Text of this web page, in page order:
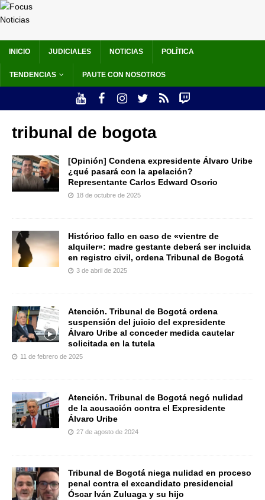
INICIO JUDICIALES NOTICIAS POLÍTICA
TENDENCIAS PAUTE CON NOSOTROS
tribunal de bogota
[Opinión] Condena expresidente Álvaro Uribe
¿qué pasará con la apelación?
Representante Carlos Edward Osorio
18 de octubre de 2025
Histórico fallo en caso de «vientre de
alquiler»: madre gestante deberá ser incluida
en registro civil, ordena Tribunal de Bogotá
3 de abril de 2025
Atención. Tribunal de Bogotá ordena
suspensión del juicio del expresidente
Álvaro Uribe al conceder medida cautelar
solicitada en la tutela
11 de febrero de 2025
Atención. Tribunal de Bogotá negó nulidad
de la acusación contra el Expresidente
Álvaro Uribe
27 de agosto de 2024
Tribunal de Bogotá niega nulidad en proceso
penal contra el excandidato presidencial
Óscar Iván Zuluaga y su hijo